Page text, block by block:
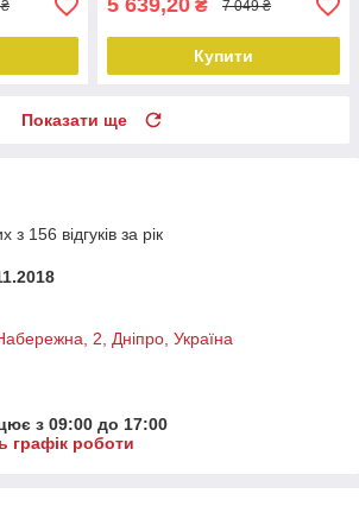
5 639,20 ₴ 7 049 ₴
Купити
Показати ще
з 156 відгуків за рік
2, Дніпро, Україна
з 09:00 до 17:00
графік роботи